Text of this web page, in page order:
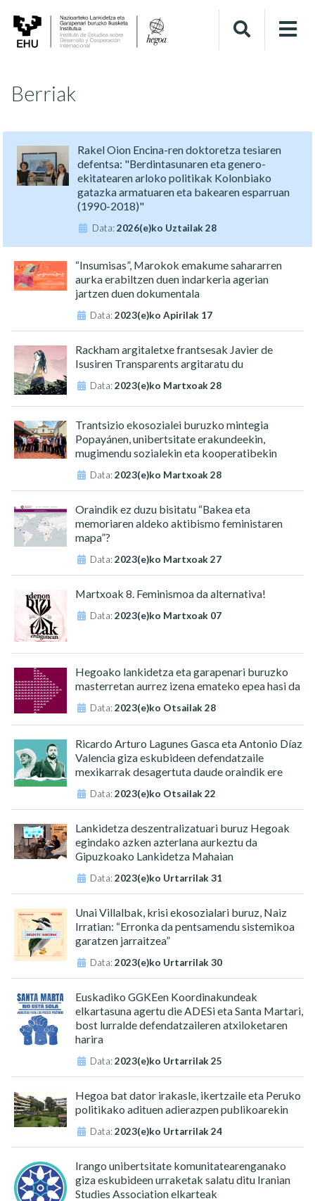
Berriak
Rakel Oion Encina-ren doktoretza tesiaren
defentsa: "Berdintasunaren eta genero-
ekitatearen arloko politikak Kolonbiako
gatazka armatuaren eta bakearen esparruan
(1990-2018)"
Data:2026(e)ko Uztailak 28
“Insumisas”, Marokok emakume sahararren
aurka erabiltzen duen indarkeria agerian
jartzen duen dokumentala
Data:2023(e)ko Apirilak 17
Rackham argitaletxe frantsesak Javier de
Isusiren Transparents argitaratu du
Data:2023(e)ko Martxoak 28
Trantsizio ekosozialei buruzko mintegia
Popayánen, unibertsitate erakundeekin,
mugimendu sozialekin eta kooperatibekin
Data:2023(e)ko Martxoak 28
Oraindik ez duzu bisitatu “Bakea eta
memoriaren aldeko aktibismo feministaren
mapa”?
Data:2023(e)ko Martxoak 27
Martxoak 8. Feminismoa da alternativa!
Data:2023(e)ko Martxoak 07
Hegoako lankidetza eta garapenari buruzko
masterretan aurrez izena emateko epea hasi da
Data:2023(e)ko Otsailak 28
Ricardo Arturo Lagunes Gasca eta Antonio Díaz
Valencia giza eskubideen defendatzaile
mexikarrak desagertuta daude oraindik ere
Data:2023(e)ko Otsailak 22
Lankidetza deszentralizatuari buruz Hegoak
egindako azken azterlana aurkeztu da
Gipuzkoako Lankidetza Mahaian
Data:2023(e)ko Urtarrilak 31
Unai Villalbak, krisi ekosozialari buruz, Naiz
Irratian: “Erronka da pentsamendu sistemikoa
garatzen jarraitzea”
Data:2023(e)ko Urtarrilak 30
Euskadiko GGKEen Koordinakundeak
elkartasuna agertu die ADESi eta Santa Martari,
bost lurralde defendatzaileren atxiloketaren
harira
Data:2023(e)ko Urtarrilak 25
Hegoa bat dator irakasle, ikertzaile eta Peruko
politikako adituen adierazpen publikoarekin
Data:2023(e)ko Urtarrilak 24
Irango unibertsitate komunitatearenganako
giza eskubideen urraketak salatu ditu Iranian
Studies Association elkarteak